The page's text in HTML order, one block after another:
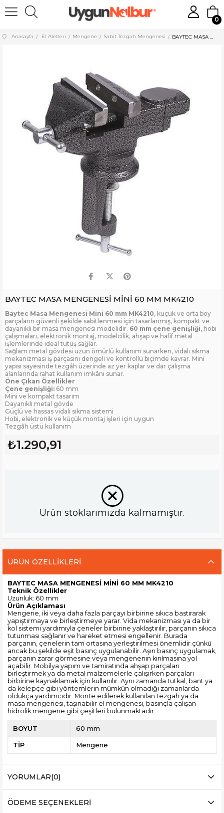
0
Anasayfa El Aletleri Mengene Sabit Tezgah Mengenesi
BAYTEC MASA MENGENESİ MİNİ 60 MM MK4210
Baytec Masa Mengenesi Mini 60 mm MK4210, küçük ve orta boy
parçaların güvenli şekilde sabitlenmesi için tasarlanmış, kompakt ve
dayanıklı bir masa mengenesi modelidir. 60 mm çene genişliği, hobi
çalışmaları, elektronik montaj, modelcilik, ahşap ve hafif metal
işlemlerinde ideal tutuş sağlar.
Sağlam metal gövdesi uzun ömürlü kullanım sunarken, vidalı sıkma
mekanizması iş parçasını dengeli ve kontrollü biçimde kavrar. Mini
yapısı sayesinde tezgâh üzerinde az yer kaplar ve dar çalışma
alanlarında rahat kullanım imkânı sunar.
Öne Çıkan Özellikler
Çene genişliği: 60 mm
Mini ve kompakt tasarım
Dayanıklı metal gövde
Güçlü ve hassas vidalı sıkma sistemi
Hobi, elektronik ve küçük montaj işleri için uygun
Tezgâh üstü kullanım
₺1.290,91
Ürün stoklarımızda kalmamıştır.
ÜRÜN ÖZELLIKLERI
BAYTEC MASA MENGENESİ MİNİ 60 MM MK4210
Teknik Özellikler
Uzunluk: 60 mm
Ürün Açıklaması
Mengene, iki veya daha fazla parçayı birbirine sıkıca bastırarak
yapıştırmaya ve birleştirmeye yarar. Vida mekanizması ya da bir
kol sistemi yardımıyla çeneler birbirine yaklaştırılır, parçanın sıkıca
tutunması sağlanır ve hareket etmesi engellenir. Burada
parçanın, çenelerin tam ortasına yerleştirilmesi önemlidir çünkü
ancak bu şekilde eşit basınç uygulanabilir. Aşırı basınç uygulamak,
parçanın zarar görmesine veya mengenenin kırılmasına yol
açabilir. Mobilya yapım ve tamiratında ahşap parçaları
birleştirmek ya da metal malzemelerle çalışırken parçaları
birbirine kaynaklamak için kullanılır. Aynı zamanda tutkal, bant ya
da kelepçe gibi yöntemlerin mümkün olmadığı zamanlarda
oldukça yardımcıdır. Monte edilerek kullanılan tezgah ya da
masa mengenesi, taşınabilir el mengenesi, basınçla çalışan
hidrolik mengene gibi çeşitleri bulunmaktadır.
BOYUT 60 mm
TİP Mengene
YORUMLAR(0)
ÖDEME SEÇENEKLERI